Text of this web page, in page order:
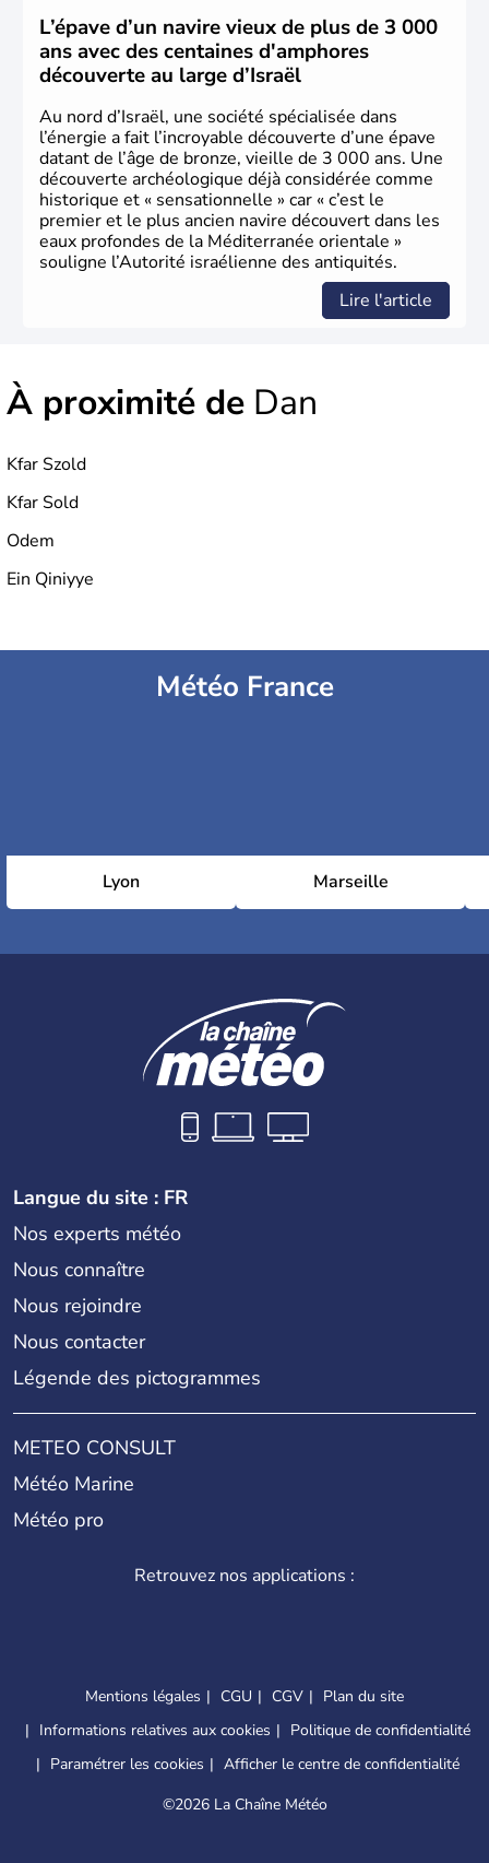
L’épave d’un navire vieux de plus de 3 000
ans avec des centaines d'amphores
découverte au large d’Israël
Au nord d’Israël, une société spécialisée dans
l’énergie a fait l’incroyable découverte d’une épave
datant de l’âge de bronze, vieille de 3 000 ans. Une
découverte archéologique déjà considérée comme
historique et « sensationnelle » car « c’est le
premier et le plus ancien navire découvert dans les
eaux profondes de la Méditerranée orientale »
souligne l’Autorité israélienne des antiquités.
Lire l'article
À proximité de Dan
Kfar Szold
Kfar Sold
Odem
Ein Qiniyye
Météo France
Lyon Marseille
Langue du site : FR
Nos experts météo
Nous connaître
Nous rejoindre
Nous contacter
Légende des pictogrammes
METEO CONSULT
Météo Marine
Météo pro
Retrouvez nos applications :
Mentions légales CGU CGV
Plan du site
Informations relatives aux cookies
Politique de confidentialité
Paramétrer les cookies
Afficher le centre de confidentialité
©2026 La Chaîne Météo